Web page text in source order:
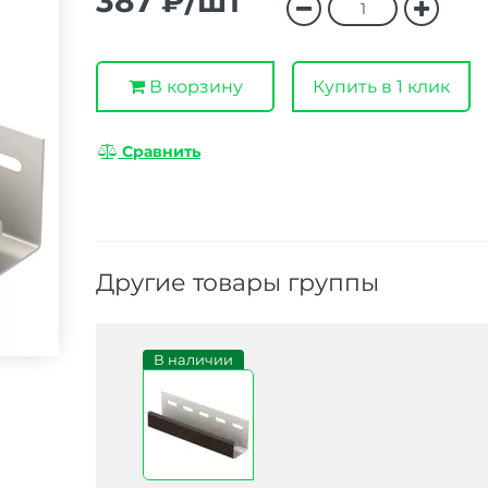
В корзину Купить в 1 клик
Сравнить
Другие товары группы
В наличии